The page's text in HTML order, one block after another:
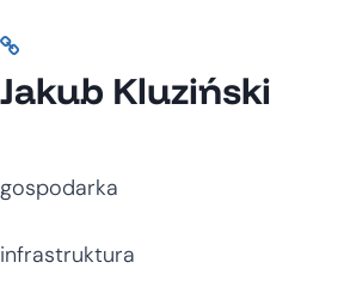
Jakub Kluziński
gospodarka
infrastruktura